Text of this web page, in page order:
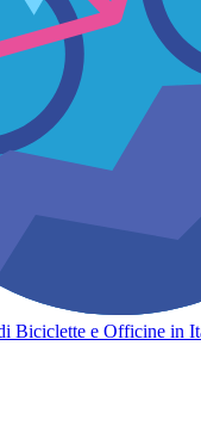
Biciclette e Officine in